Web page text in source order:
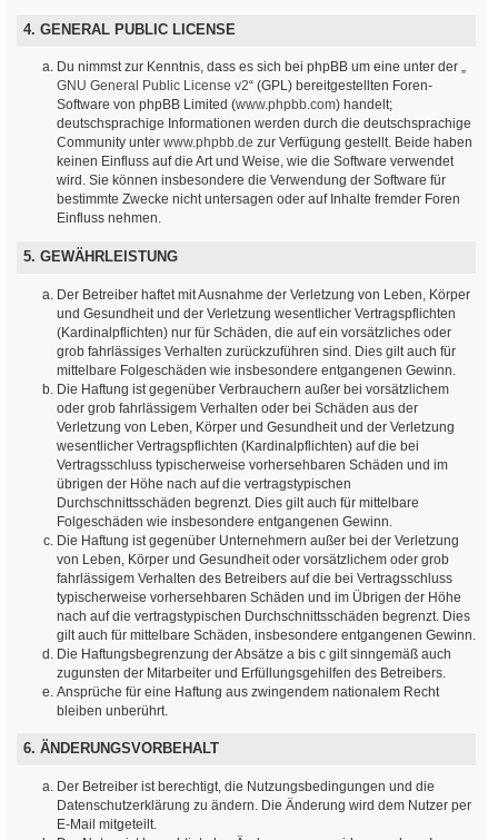
4. GENERAL PUBLIC LICENSE
Du nimmst zur Kenntnis, dass es sich bei phpBB um eine unter der „
GNU General Public License v2“ (GPL) bereitgestellten Foren-
Software von phpBB Limited (www.phpbb.com) handelt;
deutschsprachige Informationen werden durch die deutschsprachige
Community unter www.phpbb.de zur Verfügung gestellt. Beide haben
keinen Einfluss auf die Art und Weise, wie die Software verwendet
wird. Sie können insbesondere die Verwendung der Software für
bestimmte Zwecke nicht untersagen oder auf Inhalte fremder Foren
Einfluss nehmen.
5. GEWÄHRLEISTUNG
Der Betreiber haftet mit Ausnahme der Verletzung von Leben, Körper
und Gesundheit und der Verletzung wesentlicher Vertragspflichten
(Kardinalpflichten) nur für Schäden, die auf ein vorsätzliches oder
grob fahrlässiges Verhalten zurückzuführen sind. Dies gilt auch für
mittelbare Folgeschäden wie insbesondere entgangenen Gewinn.
Die Haftung ist gegenüber Verbrauchern außer bei vorsätzlichem
oder grob fahrlässigem Verhalten oder bei Schäden aus der
Verletzung von Leben, Körper und Gesundheit und der Verletzung
wesentlicher Vertragspflichten (Kardinalpflichten) auf die bei
Vertragsschluss typischerweise vorhersehbaren Schäden und im
übrigen der Höhe nach auf die vertragstypischen
Durchschnittsschäden begrenzt. Dies gilt auch für mittelbare
Folgeschäden wie insbesondere entgangenen Gewinn.
Die Haftung ist gegenüber Unternehmern außer bei der Verletzung
von Leben, Körper und Gesundheit oder vorsätzlichem oder grob
fahrlässigem Verhalten des Betreibers auf die bei Vertragsschluss
typischerweise vorhersehbaren Schäden und im Übrigen der Höhe
nach auf die vertragstypischen Durchschnittsschäden begrenzt. Dies
gilt auch für mittelbare Schäden, insbesondere entgangenen Gewinn.
Die Haftungsbegrenzung der Absätze a bis c gilt sinngemäß auch
zugunsten der Mitarbeiter und Erfüllungsgehilfen des Betreibers.
Ansprüche für eine Haftung aus zwingendem nationalem Recht
bleiben unberührt.
6. ÄNDERUNGSVORBEHALT
Der Betreiber ist berechtigt, die Nutzungsbedingungen und die
Datenschutzerklärung zu ändern. Die Änderung wird dem Nutzer per
E-Mail mitgeteilt.